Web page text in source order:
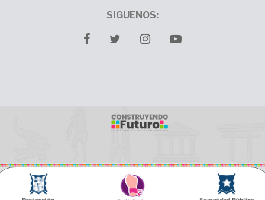
SIGUENOS:
facebooktwitterInstagramyoutube